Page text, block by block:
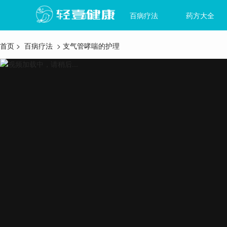
首页 百病疗法 药方大全
首页 > 百病疗法 > 支气管哮喘的护理